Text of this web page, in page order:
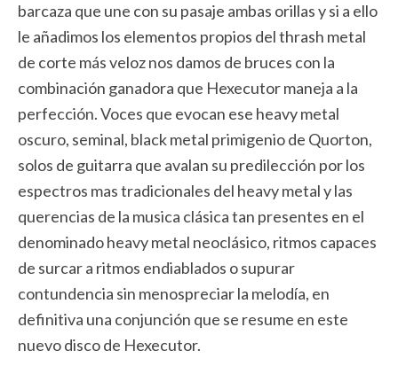
barcaza que une con su pasaje ambas orillas y si a ello
le añadimos los elementos propios del thrash metal
de corte más veloz nos damos de bruces con la
combinación ganadora que Hexecutor maneja a la
perfección. Voces que evocan ese heavy metal
oscuro, seminal, black metal primigenio de Quorton,
solos de guitarra que avalan su predilección por los
espectros mas tradicionales del heavy metal y las
querencias de la musica clásica tan presentes en el
denominado heavy metal neoclásico, ritmos capaces
de surcar a ritmos endiablados o supurar
contundencia sin menospreciar la melodía, en
definitiva una conjunción que se resume en este
nuevo disco de Hexecutor.